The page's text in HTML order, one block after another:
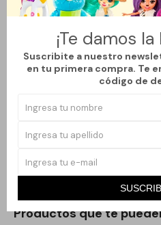
¡Te damos
Suscribite a nuestro
en tu primera compra. Te
código de
perfecto para decorar
funcionalidad en un formato
Su diseño detallado permite
mientras aporta un toque
Recomendación de uso:
periódicamente con un paño
Productos que te